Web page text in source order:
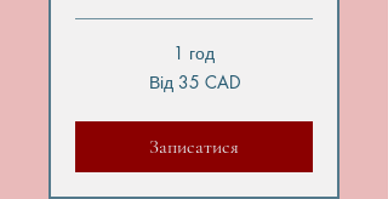
1 год
Від 35 CAD
Записатися